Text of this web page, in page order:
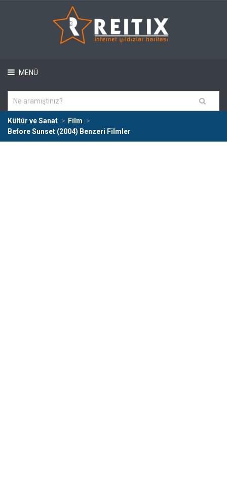
MENÜ
Kültür ve Sanat
Film
Before Sunset (2004) Benzeri Filmler